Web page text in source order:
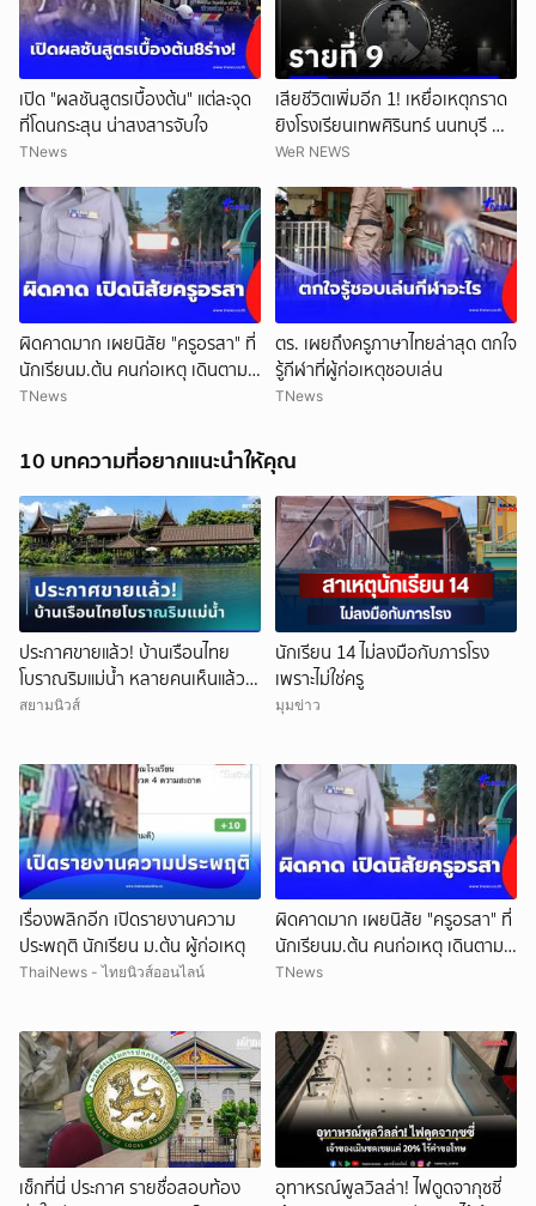
เปิด "ผลชันสูตรเบื้องต้น" แต่ละจุด
ที่โดนกระสุน น่าสงสารจับใจ
TNews
เสียชีวิตเพิ่มอีก 1! เหยื่อเหตุกราด
ยิงโรงเรียนเทพศิรินทร์ นนทบุรี ทำ
ยอดเสียชีวิตสะสมรวมเป็น 9 ราย
WeR NEWS
ผิดคาดมาก เผยนิสัย "ครูอรสา" ที่
นักเรียนม.ต้น คนก่อเหตุ เดินตาม
หา
TNews
ตร. เผยถึงครูภาษาไทยล่าสุด ตกใจ
รู้กีฬาที่ผู้ก่อเหตุชอบเล่น
TNews
10 บทความที่อยากแนะนำให้คุณ
ประกาศขายแล้ว! บ้านเรือนไทย
โบราณริมแม่น้ำ หลายคนเห็นแล้ว
จำได้ เคยเป็นฉากหนังดัง
สยามนิวส์
นักเรียน 14 ไม่ลงมือกับภารโรง
เพราะไม่ใช่ครู
มุมข่าว
เรื่องพลิกอีก เปิดรายงานความ
ประพฤติ นักเรียน ม.ต้น ผู้ก่อเหตุ
ThaiNews - ไทยนิวส์ออนไลน์
ผิดคาดมาก เผยนิสัย "ครูอรสา" ที่
นักเรียนม.ต้น คนก่อเหตุ เดินตาม
หา
TNews
เช็กที่นี่ ประกาศ รายชื่อสอบท้อง
อุทาหรณ์พูลวิลล่า! ไฟดูดจากุซซี่